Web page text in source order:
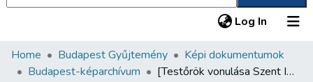
Log In (current)
Communities & Collections
Home Budapest Gyűjtemény
Képi dokumentumok
Budapest-képarchívum
[Testőrök vonulása Szent István napján, 1942-43 (?)]